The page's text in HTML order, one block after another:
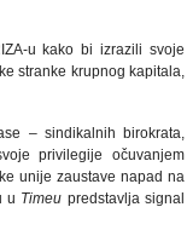
u kako bi izrazili svoje
stranke krupnog kapitala,
– sindikalnih birokrata,
privilegije očuvanjem
unije zaustave napad na
u Timeu predstavlja signal